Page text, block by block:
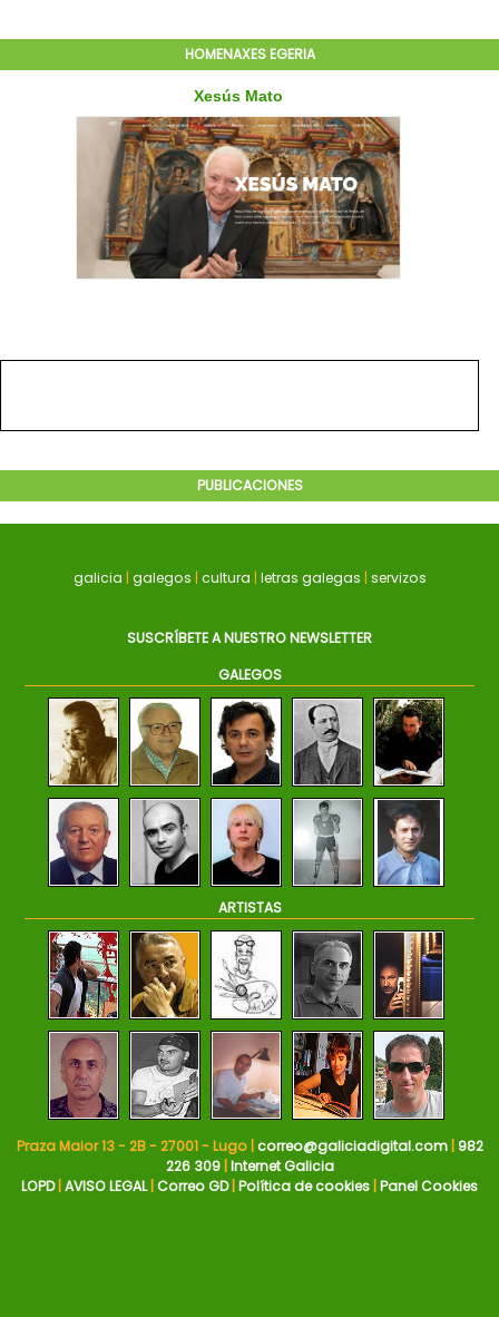
HOMENAXES EGERIA
PUBLICACIONES
galicia galegos cultura letras galegas servizos
SUSCRÍBETE A NUESTRO NEWSLETTER
GALEGOS
ARTISTAS
Praza Maior 13 - 2B - 27001 - Lugo | correo@galiciadigital.com| 982
226 309| Internet Galicia
LOPD| AVISO LEGAL| Correo GD| Política de cookies Panel Cookies